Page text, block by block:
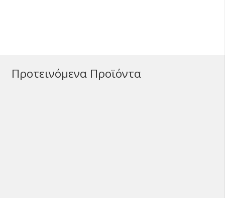
Προτεινόμενα Προϊόντα